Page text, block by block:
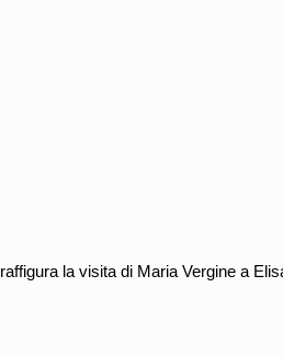
la visita di Maria Vergine a